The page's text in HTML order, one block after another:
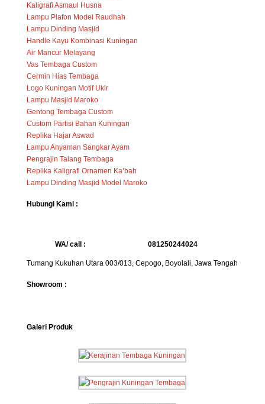
Kaligrafi Asmaul Husna
Lampu Plafon Model Raudhah
Lampu Dinding Masjid
Handle Kayu Kombinasi Kuningan
Air Mancur Melayang
Vas Tembaga Custom
Cermin Hias Tembaga
Logo Kuningan Motif Ukir
Lampu Masjid Maroko
Gentong Tembaga Custom
Custom Partisi Bahan Kuningan
Replika Hajar Aswad
Lampu Anyaman Sangkar Ayam
Pengrajin Talang Tembaga
Replika Kaligrafi Ornamen Ka’bah
Lampu Dinding Masjid Model Maroko
Hubungi Kami :
WA/ call : 081250244024
Tumang Kukuhan Utara 003/013, Cepogo, Boyolali, Jawa Tengah
Showroom :
Galeri Produk